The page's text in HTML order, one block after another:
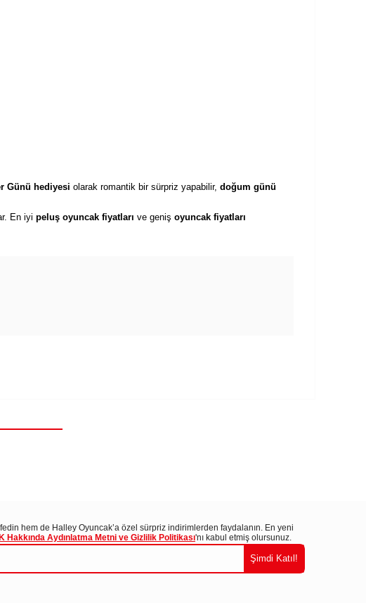
Günü hediyesi olarak romantik bir sürpriz yapabilir, doğum günü
En iyi peluş oyuncak fiyatları ve geniş oyuncak fiyatları
hem de Halley Oyuncak’a özel sürpriz indirimlerden faydalanın. En yeni
Hakkında Aydınlatma Metni ve Gizlilik Politikası'nı kabul etmiş olursunuz.
Şimdi Katıl!